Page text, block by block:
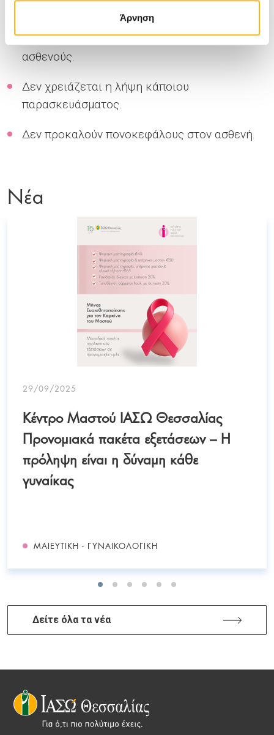
Άρνηση
Δεν περιορίζουν την κινητικότητα τους
ασθενούς.
Δεν χρειάζεται η λήψη κάποιου
παρασκευάσματος.
Δεν προκαλούν πονοκεφάλους στον ασθενή.
Νέα
29/09/2025
Κέντρο Μαστού ΙΑΣΩ Θεσσαλίας
Προνομιακά πακέτα εξετάσεων – Η
πρόληψη είναι η δύναμη κάθε
γυναίκας
ΜΑΙΕΥΤΙΚΉ - ΓΥΝΑΙΚΟΛΟΓΙΚΉ
Δείτε όλα τα νέα